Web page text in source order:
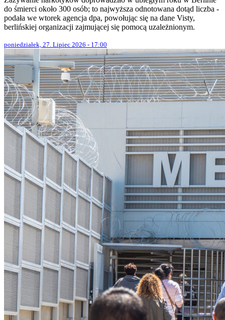
do śmierci około 300 osób; to najwyższa odnotowana dotąd liczba -
podała we wtorek agencja dpa, powołując się na dane Visty,
berlińskiej organizacji zajmującej się pomocą uzależnionym.
poniedziałek, 27. Lipiec 2026 - 17:00